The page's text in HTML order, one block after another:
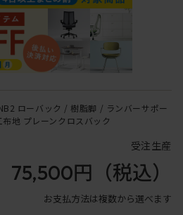
ローバック / 樹脂脚 / ランバーサポー
地 プレーンクロスバック
受注生産
75,500円 （税込）
お支払方法は複数から選べます